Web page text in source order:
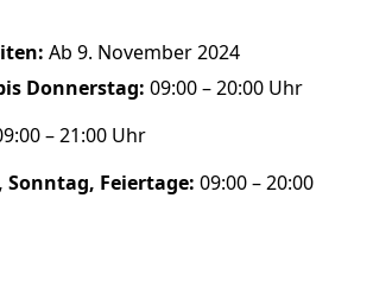
Ab 9. November 2024
Donnerstag: 09:00 – 20:00 Uhr
– 21:00 Uhr
Sonntag, Feiertage: 09:00 – 20:00